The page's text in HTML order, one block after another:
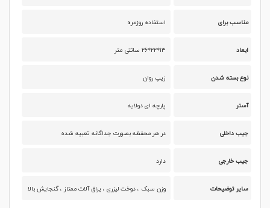
مناسب برای استفاده روزمره
ابعاد ۱۳*۲۲*۲۶ سانتی متر
نوع بسته شدن زیپ روان
آستر پارچه ای دولایه
جیب داخلی در هر محفظه بصورت جداگانه تعبیه شده
جیب خارجی دارد
سایر توضیحات وزن سبک ، دوخت لیزری ، یراق آلات ممتاز ، گنجایش بالا